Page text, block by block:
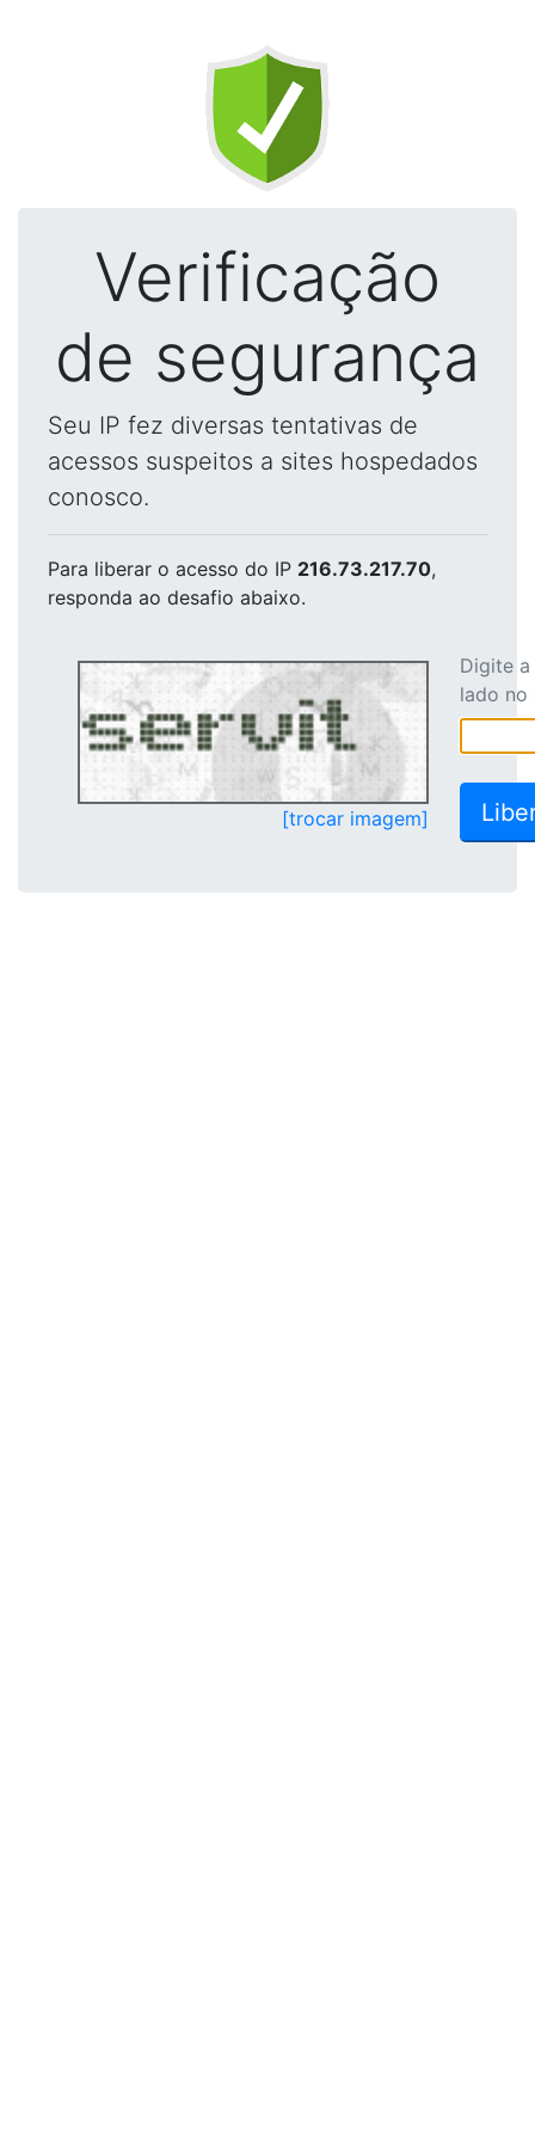
Verificação
de segurança
Seu IP fez diversas tentativas de
acessos suspeitos a sites hospedados
conosco.
Para liberar o acesso do IP 216.73.217.70,
responda ao desafio abaixo.
[trocar imagem]
Digite
lado no